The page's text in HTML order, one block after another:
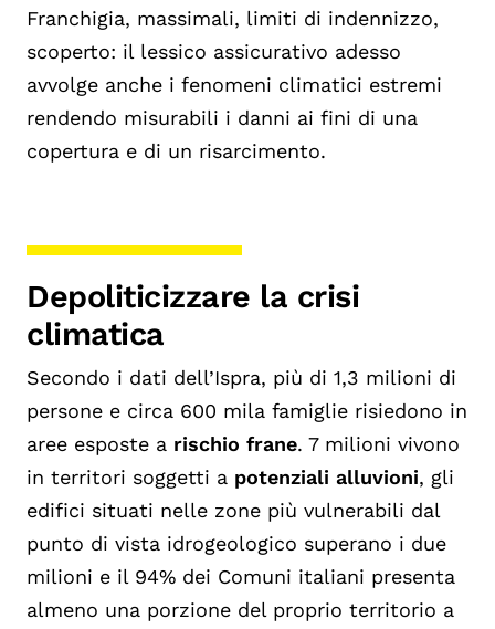
Franchigia, massimali, limiti di indennizzo,
scoperto: il lessico assicurativo adesso
avvolge anche i fenomeni climatici estremi
rendendo misurabili i danni ai fini di una
copertura e di un risarcimento.
Depoliticizzare la crisi
climatica
Secondo i dati dell’Ispra, più di 1,3 milioni di
persone e circa 600 mila famiglie risiedono in
aree esposte a rischio frane. 7 milioni vivono
in territori soggetti a potenziali alluvioni, gli
edifici situati nelle zone più vulnerabili dal
punto di vista idrogeologico superano i due
milioni e il 94% dei Comuni italiani presenta
almeno una porzione del proprio territorio a